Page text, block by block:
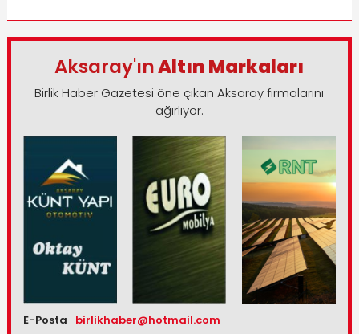
Aksaray'ınAltın Markaları
Birlik Haber Gazetesi öne çıkan Aksaray firmalarını
ağırlıyor.
E-Posta birlikhaber@hotmail.com